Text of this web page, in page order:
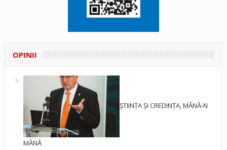
OPINII
ȘTIINȚA ȘI CREDINȚA, MÂNĂ-N
MÂNĂ